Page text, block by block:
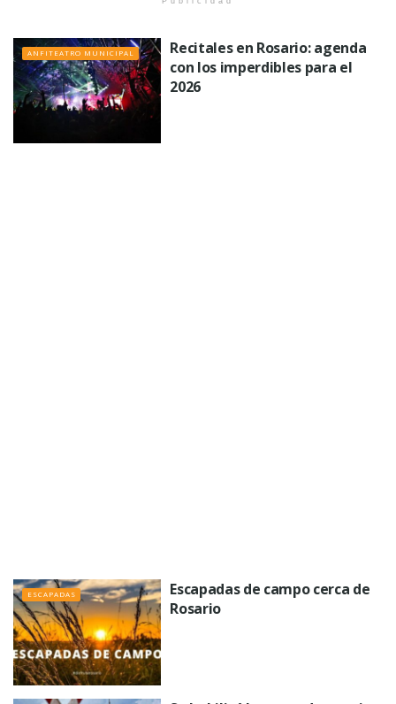
ANFITEATRO MUNICIPAL
Recitales en Rosario: agenda
con los imperdibles para el
2026
ESCAPADAS
Escapadas de campo cerca de
Rosario